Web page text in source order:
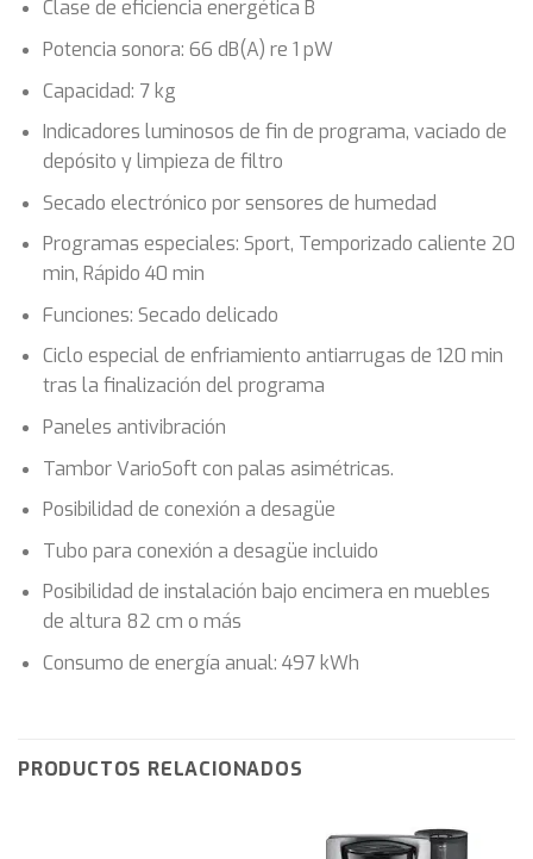
Clase de eficiencia energética B
Potencia sonora: 66 dB(A) re 1 pW
Capacidad: 7 kg
Indicadores luminosos de fin de programa, vaciado de
depósito y limpieza de filtro
Secado electrónico por sensores de humedad
Programas especiales: Sport, Temporizado caliente 20
min, Rápido 40 min
Funciones: Secado delicado
Ciclo especial de enfriamiento antiarrugas de 120 min
tras la finalización del programa
Paneles antivibración
Tambor VarioSoft con palas asimétricas.
Posibilidad de conexión a desagüe
Tubo para conexión a desagüe incluido
Posibilidad de instalación bajo encimera en muebles
de altura 82 cm o más
Consumo de energía anual: 497 kWh
PRODUCTOS RELACIONADOS